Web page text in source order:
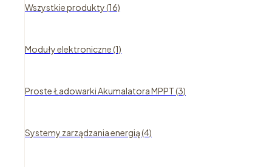
Wszystkie produkty (16)
Moduły elektroniczne (1)
Proste Ładowarki Akumalatora MPPT (3)
Systemy zarządzania energią (4)